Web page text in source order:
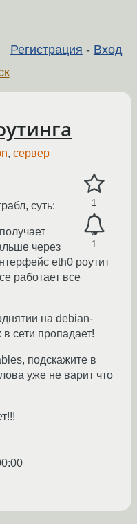
Регистрация - Вход
,сервер
1
1
суть:
через
eth0 роутит
работает все
на debian-
сети пропадает!
подскажите в
уже не варит что